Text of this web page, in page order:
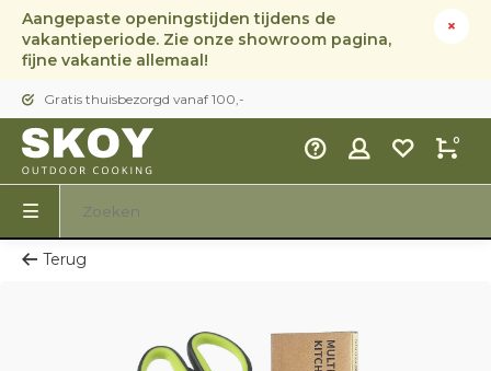
Aangepaste openingstijden tijdens de
vakantieperiode. Zie onze showroom pagina,
fijne vakantie allemaal!
Gratis thuisbezorgd vanaf 100,-
0
Terug